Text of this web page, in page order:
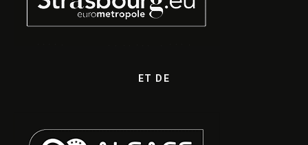
ET DE